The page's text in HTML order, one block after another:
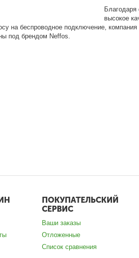
Благодаря
высокое
на беспроводное подключение,
под брендом Neffos.
ПОКУПАТЕЛЬСКИЙ
СЕРВИС
Ваши заказы
Отложенные
Список сравнения